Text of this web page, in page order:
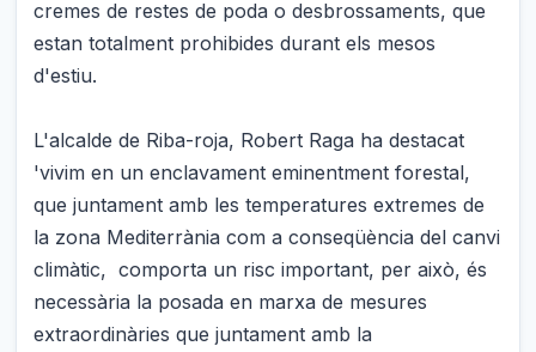
cremes de restes de poda o desbrossaments, que
estan totalment prohibides durant els mesos
d'estiu.
L'alcalde de Riba-roja, Robert Raga ha destacat
'vivim en un enclavament eminentment forestal,
que juntament amb les temperatures extremes de
la zona Mediterrània com a conseqüència del canvi
climàtic, comporta un risc important, per això, és
necessària la posada en marxa de mesures
extraordinàries que juntament amb la